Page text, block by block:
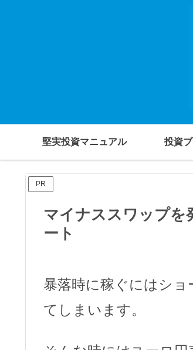
堅実投資マニュアル 投資
PR
マイナススワップを
ート
暴落時に稼ぐにはシ
てしまいます。